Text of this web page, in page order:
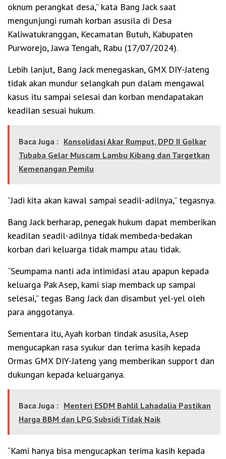
oknum perangkat desa,” kata Bang Jack saat
mengunjungi rumah korban asusila di Desa
Kaliwatukranggan, Kecamatan Butuh, Kabupaten
Purworejo, Jawa Tengah, Rabu (17/07/2024).
Lebih lanjut, Bang Jack menegaskan, GMX DIY-Jateng
tidak akan mundur selangkah pun dalam mengawal
kasus itu sampai selesai dan korban mendapatakan
keadilan sesuai hukum.
Baca Juga : Konsolidasi Akar Rumput, DPD II Golkar
Tubaba Gelar Muscam Lambu Kibang dan Targetkan
Kemenangan Pemilu
“Jadi kita akan kawal sampai seadil-adilnya,” tegasnya.
Bang Jack berharap, penegak hukum dapat memberikan
keadilan seadil-adilnya tidak membeda-bedakan
korban dari keluarga tidak mampu atau tidak.
“Seumpama nanti ada intimidasi atau apapun kepada
keluarga Pak Asep, kami siap memback up sampai
selesai,” tegas Bang Jack dan disambut yel-yel oleh
para anggotanya.
Sementara itu, Ayah korban tindak asusila, Asep
mengucapkan rasa syukur dan terima kasih kepada
Ormas GMX DIY-Jateng yang memberikan support dan
dukungan kepada keluarganya.
Baca Juga : Menteri ESDM Bahlil Lahadalia Pastikan
Harga BBM dan LPG Subsidi Tidak Naik
“Kami hanya bisa mengucapkan terima kasih kepada